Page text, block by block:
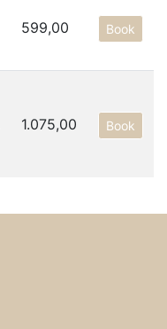
599,00 Book
1.075,00 Book